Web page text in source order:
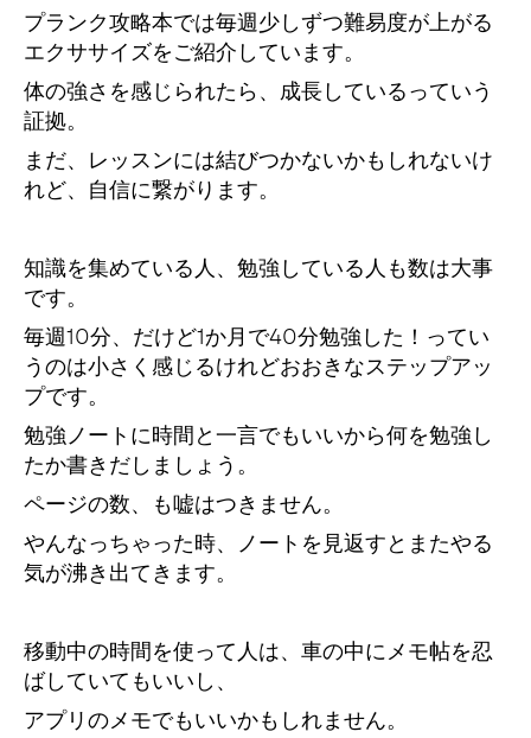
プランク攻略本では毎週少しずつ難易度が上がる
エクササイズをご紹介しています。
体の強さを感じられたら、成長しているっていう
証拠。
まだ、レッスンには結びつかないかもしれないけ
れど、自信に繋がります。
知識を集めている人、勉強している人も数は大事
です。
毎週10分、だけど1か月で40分勉強した！ってい
うのは小さく感じるけれどおおきなステップアッ
プです。
勉強ノートに時間と一言でもいいから何を勉強し
たか書きだしましょう。
ページの数、も嘘はつきません。
やんなっちゃった時、ノートを見返すとまたやる
気が沸き出てきます。
移動中の時間を使って人は、車の中にメモ帖を忍
ばしていてもいいし、
アプリのメモでもいいかもしれません。